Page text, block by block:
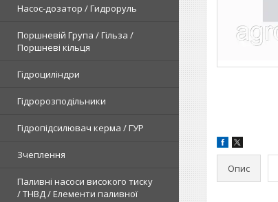
Насос-дозатор / Гидроруль
Поршневій Група / Гільза /
Поршневі кільця
Гідроциліндри
Гідророзподільники
Гідропідсилювач керма / ГУР
Зчеплення
Паливні насоси високого тиску
/ ТНВД / Елементи паливної
Опис